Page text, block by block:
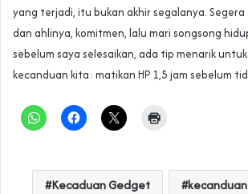
yang terjadi, itu bukan akhir segalanya.
dan ahlinya, komitmen, lalu mari songsong
sebelum saya selesaikan, ada tip menarik
kecanduan kita: matikan HP 1,5 jam sebelum
Kecaduan Gedget